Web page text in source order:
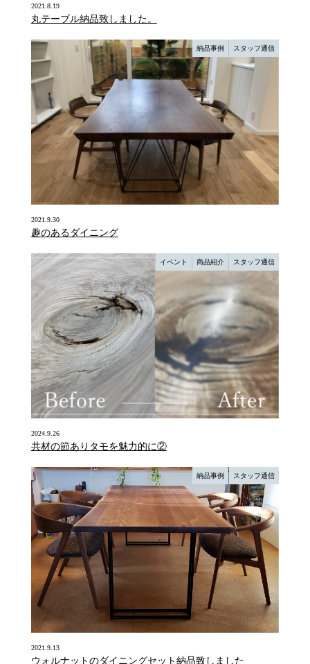
2021.8.19
丸テーブル納品致しました。
納品事例 スタッフ通信
2021.9.30
趣のあるダイニング
イベント 商品紹介 スタッフ通信
2024.9.26
共材の節ありタモを魅力的に②
納品事例 スタッフ通信
2021.9.13
ウォルナットのダイニングセット納品致しました